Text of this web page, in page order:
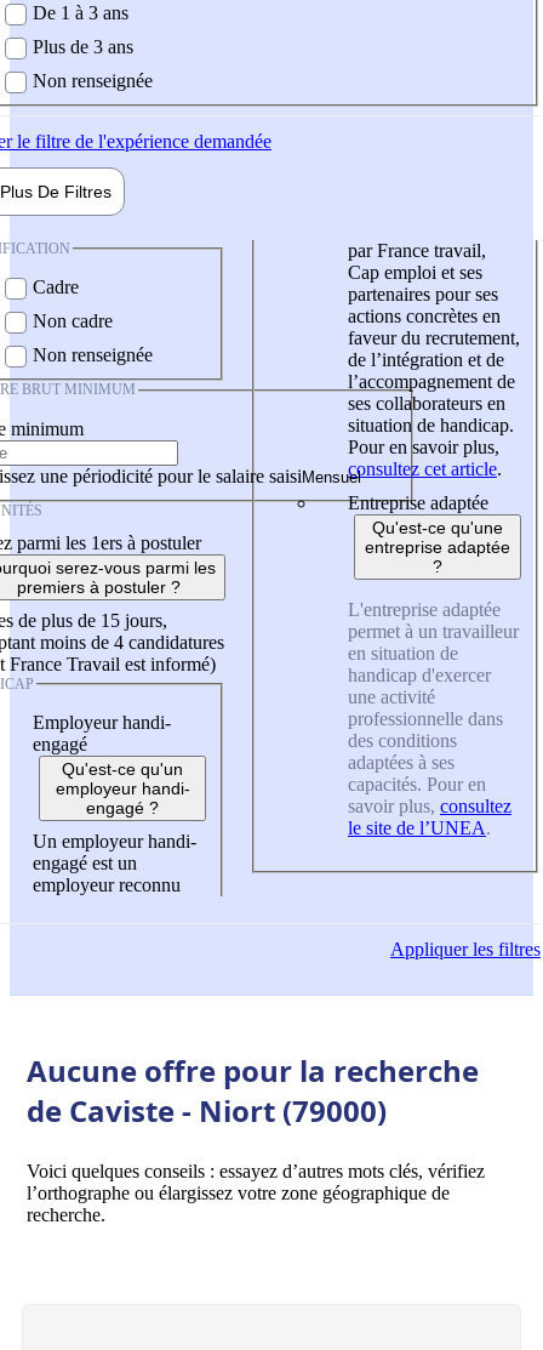
De 1 à 3 ans
Plus de 3 ans
Non renseignée
le filtre de l'expérience demandée
Plus De Filtres
Cadre
Non cadre
Non renseignée
BRUT MINIMUM
minimum
une périodicité pour le salaire saisi
parmi les 1ers à postuler
serez-vous parmi les
premiers à postuler ?
de plus de 15 jours,
moins de 4 candidatures
France Travail est informé)
Employeur handi-
engagé
Qu'est-ce qu'un
employeur handi-
engagé ?
Un employeur handi-
engagé est un
employeur reconnu
par France travail,
Cap emploi et ses
partenaires pour ses
actions concrètes en
faveur du recrutement,
de l’intégration et de
l’accompagnement de
ses collaborateurs en
situation de handicap.
Pour en savoir plus,
consultez cet article.
Entreprise adaptée
Qu'est-ce qu'une
entreprise adaptée
?
L'entreprise adaptée
permet à un travailleur
en situation de
handicap d'exercer
une activité
professionnelle dans
des conditions
adaptées à ses
capacités. Pour en
savoir plus, consultez
le site de l’UNEA.
Appliquerles filtres
Aucune offre pour la recherche
de Caviste - Niort (79000)
Voici quelques conseils : essayez d’autres mots clés, vérifiez
l’orthographe ou élargissez votre zone géographique de
recherche.